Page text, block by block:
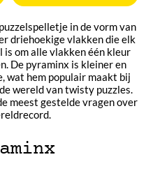
in de vorm van
driehoekige vlakken die elk
is om alle vlakken één kleur
De pyraminx is kleiner en
wat hem populair maakt bij
wereld van twisty puzzles.
meest gestelde vragen over